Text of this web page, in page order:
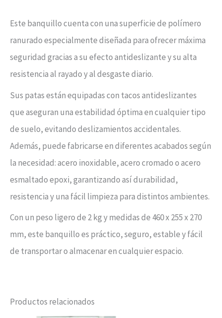
Este banquillo cuenta con una superficie de polímero
ranurado especialmente diseñada para ofrecer máxima
seguridad gracias a su efecto antideslizante y su alta
resistencia al rayado y al desgaste diario.
Sus patas están equipadas con tacos antideslizantes
que aseguran una estabilidad óptima en cualquier tipo
de suelo, evitando deslizamientos accidentales.
Además, puede fabricarse en diferentes acabados según
la necesidad: acero inoxidable, acero cromado o acero
esmaltado epoxi, garantizando así durabilidad,
resistencia y una fácil limpieza para distintos ambientes.
Con un peso ligero de 2 kg y medidas de 460 x 255 x 270
mm, este banquillo es práctico, seguro, estable y fácil
de transportar o almacenar en cualquier espacio.
Productos relacionados